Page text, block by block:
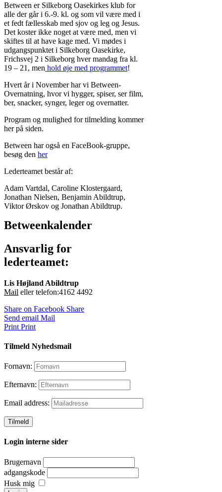
Between er Silkeborg Oasekirkes klub for
alle der går i 6.-9. kl. og som vil være med i
et fedt fællesskab med sjov og leg og Jesus.
Det koster ikke noget at være med, men vi
skiftes til at have kage med. Vi mødes i
udgangspunktet i Silkeborg Oasekirke,
Frichsvej 2 i Silkeborg hver mandag fra kl.
19 – 21, men hold øje med programmet!
Hvert år i November har vi Between-
Overnatning, hvor vi hygger, spiser, ser film,
ber, snacker, synger, leger og overnatter.
Program og mulighed for tilmelding kommer
her på siden.
Between har også en FaceBook-gruppe,
besøg den her
Lederteamet består af:
Adam Vartdal, Caroline Klostergaard,
Jonathan Nielsen, Benjamin Abildtrup,
Viktor Ørskov og Jonathan Abildtrup.
Betweenkalender
Ansvarlig for
lederteamet:
Lis Højland Abildtrup
Mail eller telefon:4162 4492
Share on Facebook Share
Send email Mail
Print Print
Tilmeld Nyhedsmail
Fornavn:
Efternavn:
Email address:
Login interne sider
Brugernavn
adgangskode
Husk mig